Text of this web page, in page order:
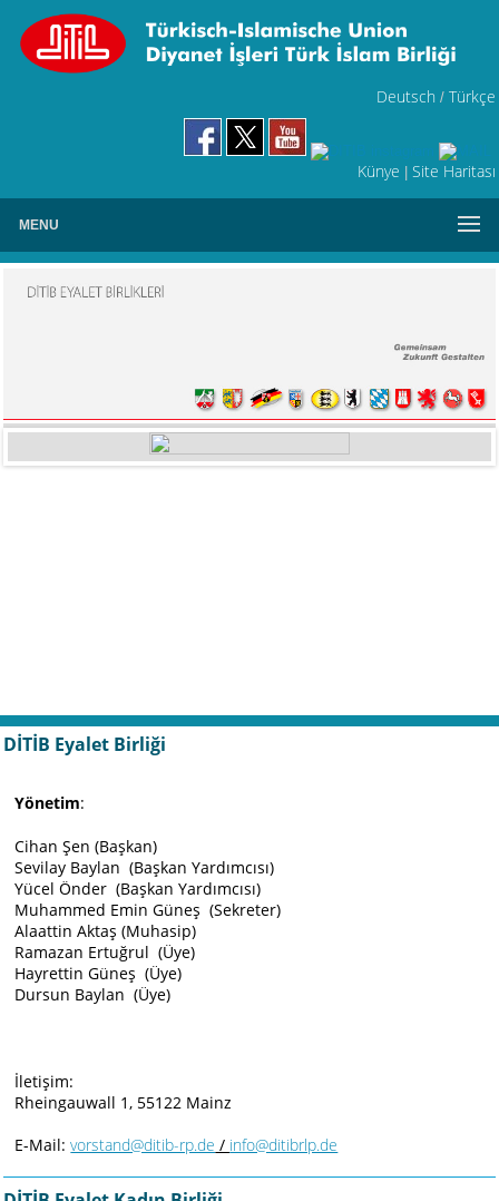
Deutsch / Türkçe
Künye Site Haritası
MENU
DİTİB Eyalet Birliği
Yönetim:
Cihan Şen (Başkan)
Sevilay Baylan (Başkan Yardımcısı)
Yücel Önder (Başkan Yardımcısı)
Muhammed Emin Güneş (Sekreter)
Alaattin Aktaş (Muhasip)
Ramazan Ertuğrul (Üye)
Hayrettin Güneş (Üye)
Dursun Baylan (Üye)
İletişim:
Rheingauwall 1, 55122 Mainz
E-Mail:vorstand@ditib-rp.de / info@ditibrlp.de